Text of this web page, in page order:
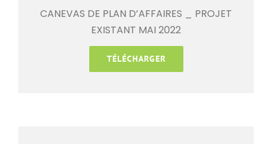
CANEVAS DE PLAN D’AFFAIRES _ PROJET
EXISTANT MAI 2022
TÉLÉCHARGER